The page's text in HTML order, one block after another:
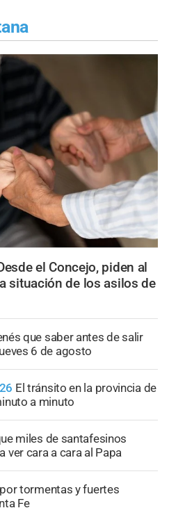
el Concejo, piden al
situación de los asilos de
que saber antes de salir
6 de agosto
El tránsito en la provincia de
a minuto
miles de santafesinos
ver cara a cara al Papa
tormentas y fuertes
Fe